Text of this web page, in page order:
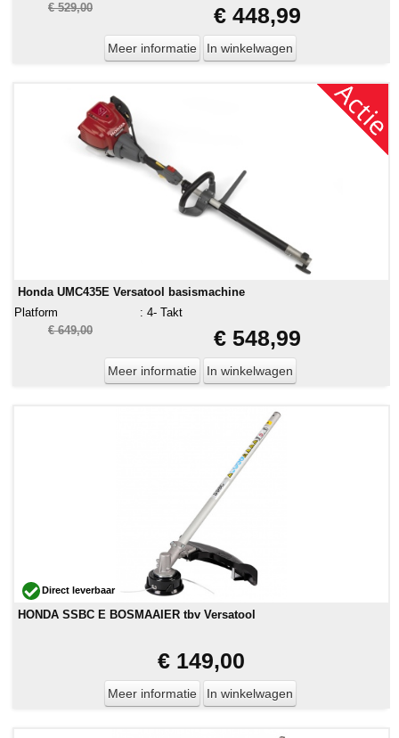
€ 529,00
€ 448,99
Meer informatie In winkelwagen
Honda UMC435E Versatool basismachine
Platform
: 4- Takt
€ 649,00
€ 548,99
Meer informatie In winkelwagen
Direct leverbaar
HONDA SSBC E BOSMAAIER tbv Versatool
€ 149,00
Meer informatie In winkelwagen